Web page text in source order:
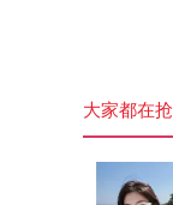
大家都在抢